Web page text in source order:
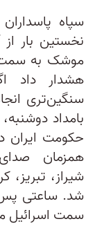
سپاه
موشک به سمت
هشدار داد
سنگین‌تری
بامداد
حکومت ایران
همزمان
شیراز، تبریز،
شد. ساعتی پس
سمت اسرائیل